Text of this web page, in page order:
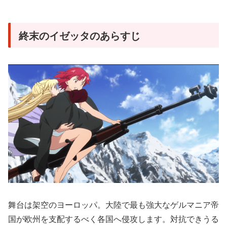
終末のイゼッタのあらすじ
舞台は架空のヨーロッパ。大陸で最も強大なゲルマニア帝
国が欧州を支配するべく各国へ侵攻します。対抗できうる